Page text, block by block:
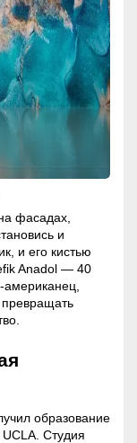
фасадах,
и
и его кистью
Anadol — 40
превращать
образование
Студия